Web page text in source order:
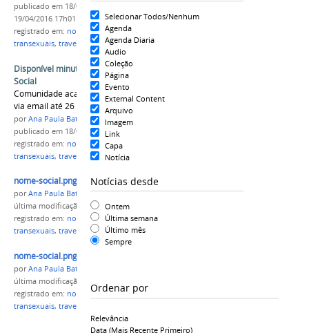
Selecionar Todos/Nenhum
Agenda
Agenda Diaria
Audio
Coleção
Página
Evento
External Content
Arquivo
Imagem
Link
Capa
Notícia
Notícias desde
Ontem
Última semana
Último mês
Sempre
Ordenar por
Relevância
Data (mais Recente Primeiro)
publicado em 18/04/2016
19/04/2016 17h01
registrado em: nome social,transgêneros
transexuais, travestis
Disponível minuta para utilização do Nome
Social
Comunidade acadêmica poderá fazer sugestões
via email até 26 de abril.
porAna Paula Batista
publicado em 18/04/2016
registrado em: nome social,transgêneros
transexuais, travestis
nome-social.png
porAna Paula Batista
última modificação
em 18/04/2016 17h08
registrado em: nome social,transgêneros
transexuais, travestis
nome-social.png
porAna Paula Batista
última modificação
registrado em: nome social,transgêneros
transexuais, travestis